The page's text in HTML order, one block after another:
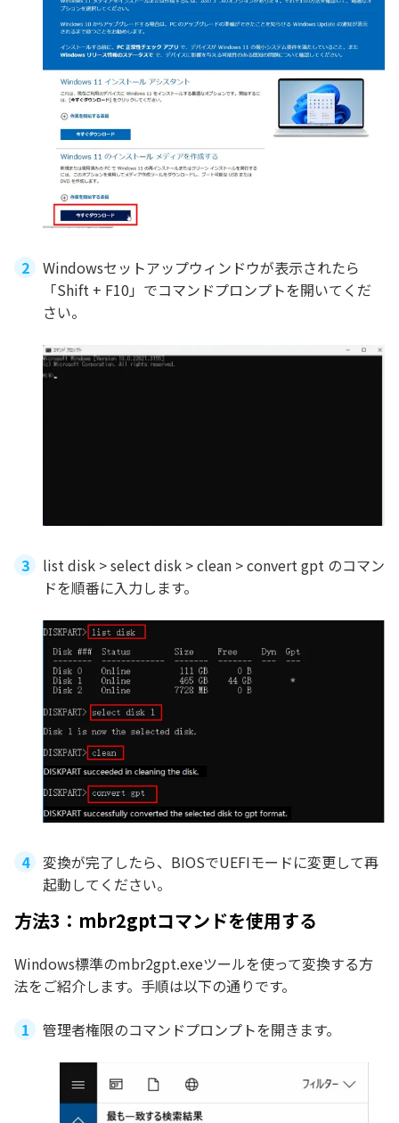
Windowsセットアップウィンドウが表示されたら
「Shift + F10」でコマンドプロンプトを開いてくだ
さい。
list disk > select disk > clean > convert gpt のコマン
ドを順番に入力します。
変換が完了したら、BIOSでUEFIモードに変更して再
起動してください。
方法3：mbr2gptコマンドを使用する
Windows標準のmbr2gpt.exeツールを使って変換する方
法をご紹介します。手順は以下の通りです。
管理者権限のコマンドプロンプトを開きます。